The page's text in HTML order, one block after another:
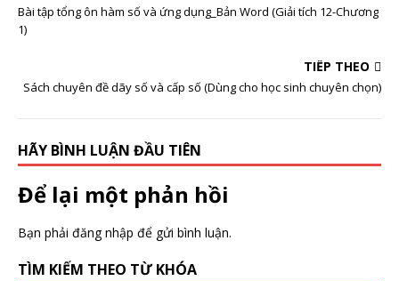
Bài tập tổng ôn hàm số và ứng dụng_Bản Word (Giải tích 12-Chương
1)
TIẾP THEO
Sách chuyên đề dãy số và cấp số (Dùng cho học sinh chuyên chọn)
HÃY BÌNH LUẬN ĐẦU TIÊN
Để lại một phản hồi
Bạn phải đăng nhập để gửi bình luận.
TÌM KIẾM THEO TỪ KHÓA